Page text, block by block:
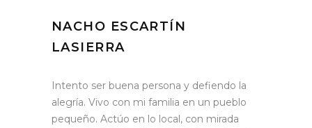
NACHO ESCARTÍN
LASIERRA
Intento ser buena persona y defiendo la
alegría. Vivo con mi familia en un pueblo
pequeño. Actúo en lo local, con mirada